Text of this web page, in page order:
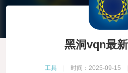
黑洞vqn最
工具 时间：2025-09-15